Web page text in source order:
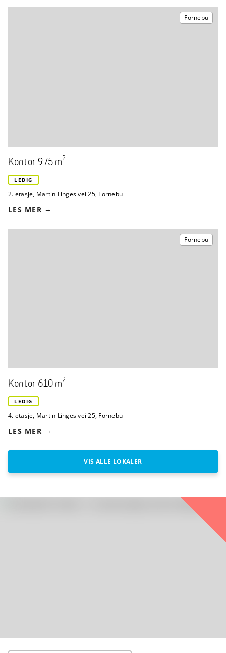
Fornebu
Kontor 975 m2
LEDIG
2. etasje, Martin Linges vei 25, Fornebu
LES MER
Fornebu
Kontor 610 m2
LEDIG
4. etasje, Martin Linges vei 25, Fornebu
LES MER
VIS ALLE LOKALER